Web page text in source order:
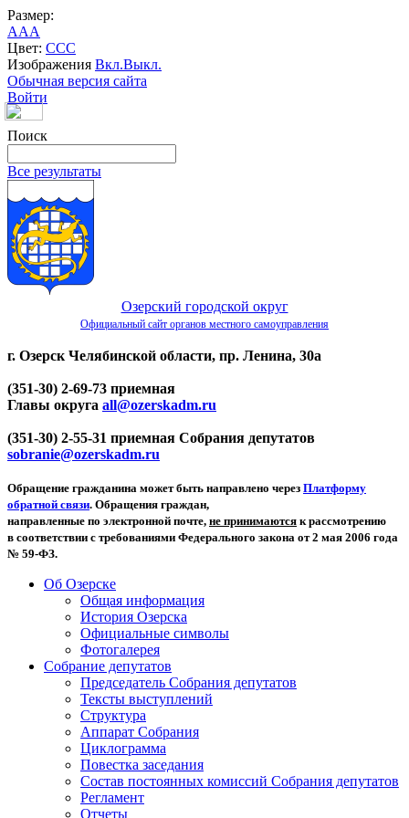
Размер:
AAA
Цвет: CCC
Изображения Вкл.Выкл.
Обычная версия сайта
Войти
Поиск
Все результаты
Озерский городской округ
Официальный сайт органов местного самоуправления
г. Озерск Челябинской области, пр. Ленина, 30а
(351-30) 2-69-73 приемная
Главы округа all@ozerskadm.ru
(351-30) 2-55-31 приемная Собрания депутатов
sobranie@ozerskadm.ru
Обращение гражданина может быть направлено через Платформу
обратной связи. Обращения граждан,
направленные по электронной почте, не принимаются к рассмотрению
в соответствии с требованиями Федерального закона от 2 мая 2006 года
№ 59-ФЗ.
Об Озерске
Общая информация
История Озерска
Официальные символы
Фотогалерея
Собрание депутатов
Председатель Собрания депутатов
Тексты выступлений
Структура
Аппарат Собрания
Циклограмма
Повестка заседания
Состав постоянных комиссий Собрания депутатов
Регламент
Отчеты